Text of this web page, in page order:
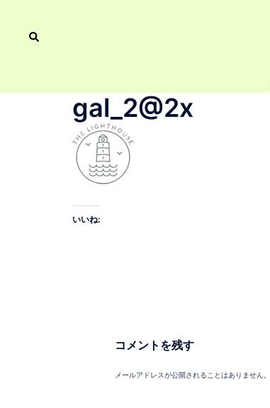
gal_2@2x
いいね:
コメントを残す
メールアドレスが公開されることはありません。